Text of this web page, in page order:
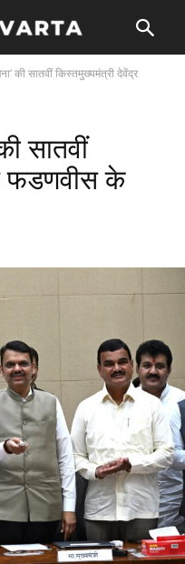
की सातवीं किस्तमुख्यमंत्री देवेंद्र
सातवीं
फडणवीस के